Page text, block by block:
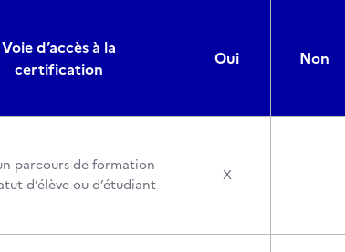
Voie d’accès à la
certification
Oui Non
parcours de formation
d’élève ou d’étudiant
X